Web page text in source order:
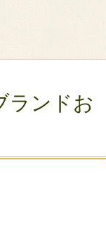
ランドお